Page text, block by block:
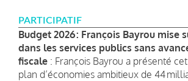
PARTICIPATIF
Budget 2026 : François Bayrou mise
dans les services publics sans
fiscale : François Bayrou a présenté
plan d’économies ambitieux de 44